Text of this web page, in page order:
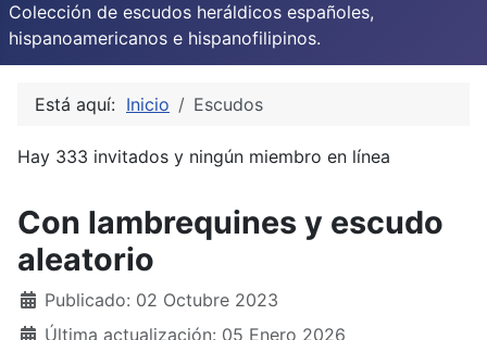
Colección de escudos heráldicos españoles,
hispanoamericanos e hispanofilipinos.
Está aquí: Inicio Escudos
Hay 333 invitados y ningún miembro en línea
Con lambrequines y escudo
aleatorio
Publicado: 02 Octubre 2023
Última actualización: 05 Enero 2026